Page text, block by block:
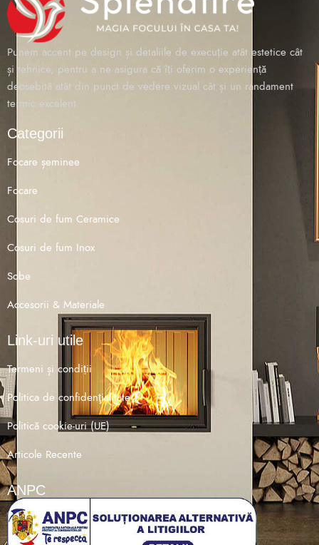
Punem accent pe design și detaliile de execuție atât estetice cât
și tehnice, pentru a ne asigura că îți oferim o experiență
deosebită atât din punct de vedere vizual cât și un randament
termic excelent.
Categorii
Focare șeminee
Focare
Cosuri de fum Ceramice
Cosuri de fum Inox
Sobe
Accesorii & Materiale
Link-uri utile
Termeni și condiții
Politica de confidenţialitate
Politică cookie-uri (UE)
Articole Recente
ANPC